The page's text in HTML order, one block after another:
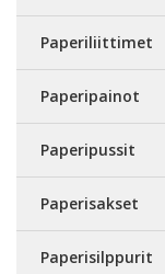
Paperiliittimet
Paperipainot
Paperipussit
Paperisakset
Paperisilppurit